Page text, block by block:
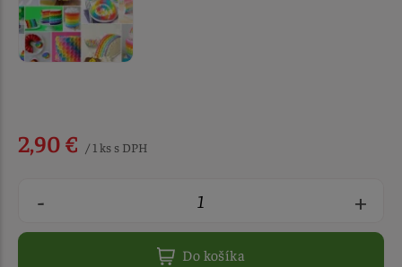
2,90 € / 1 ks s DPH
- +
Do košíka